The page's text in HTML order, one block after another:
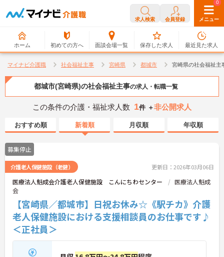
求人検索 会員登録 メニュー
ホーム 初めての方へ 面談会場一覧
0
保存した求人
0
最近見た求人
マイナビ介護職 社会福祉主事 宮崎県 都城市 宮崎県の社会福祉主
都城市(宮崎県)の社会福祉主事の求人・転職一覧
この条件の介護・福祉求人数 1件 ＋非公開求人
おすすめ順 新着順 月収順 年収順
募集停止
介護老人保健施設（老健） 更新日：2026年03月06日
医療法人魁成会介護老人保健施設 こんにちわセンター
医療法人魁成
会
【宮崎県／都城市】日祝お休み☆《駅チカ》介護
老人保健施設における支援相談員のお仕事です♪
＜正社員＞